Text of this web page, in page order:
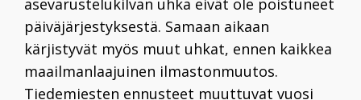
asevarustelukilvan uhka eivät ole poistuneet
päiväjärjestyksestä. Samaan aikaan
kärjistyvät myös muut uhkat, ennen kaikkea
maailmanlaajuinen ilmastonmuutos.
Tiedemiesten ennusteet muuttuvat vuosi